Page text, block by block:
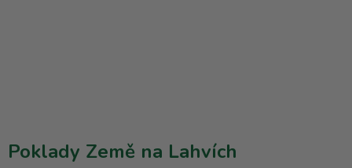
Poklady Země na Lahvích